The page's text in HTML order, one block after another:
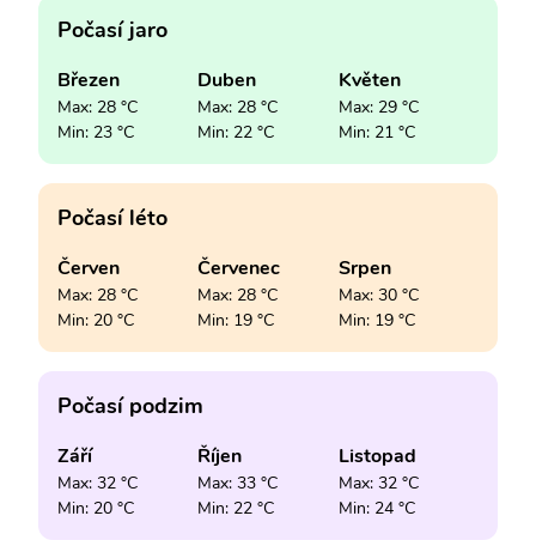
Počasí jaro
Březen
Max: 28 °C
Min: 23 °C
Duben
Max: 28 °C
Min: 22 °C
Květen
Max: 29 °C
Min: 21 °C
Počasí léto
Červen
Max: 28 °C
Min: 20 °C
Červenec
Max: 28 °C
Min: 19 °C
Srpen
Max: 30 °C
Min: 19 °C
Počasí podzim
Září
Max: 32 °C
Min: 20 °C
Říjen
Max: 33 °C
Min: 22 °C
Listopad
Max: 32 °C
Min: 24 °C